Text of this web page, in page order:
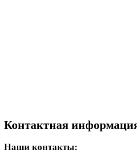
Контактная
Наши контакты: